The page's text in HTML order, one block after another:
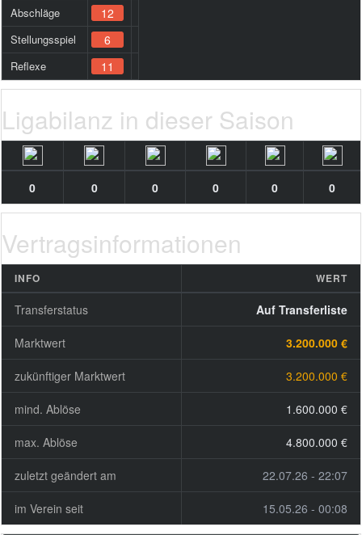
Abschläge 12
Stellungsspiel 6
Reflexe 11
Ligabilanz in dieser Saison
0 0 0 0 0 0
Vertragsinformationen
INFO WERT
Transferstatus Auf Transferliste
Marktwert 3.200.000 €
zukünftiger Marktwert 3.200.000 €
mind. Ablöse 1.600.000 €
max. Ablöse 4.800.000 €
zuletzt geändert am 22.07.26 - 22:07
im Verein seit 15.05.26 - 00:08